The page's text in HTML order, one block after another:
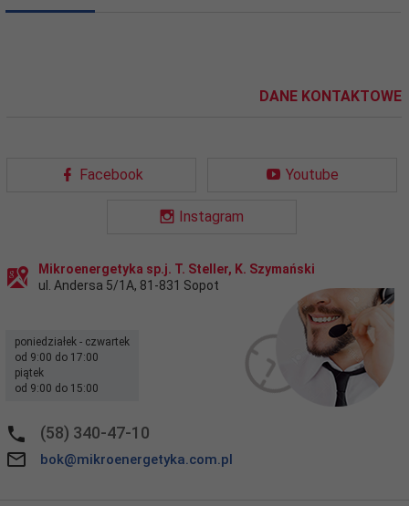
DANE KONTAKTOWE
Facebook Youtube
Instagram
Mikroenergetyka sp.j. T. Steller, K. Szymański
ul. Andersa 5/1A, 81-831 Sopot
poniedziałek - czwartek
od 9:00 do 17:00
piątek
od 9:00 do 15:00
(58) 340-47-10
bok@mikroenergetyka.com.pl